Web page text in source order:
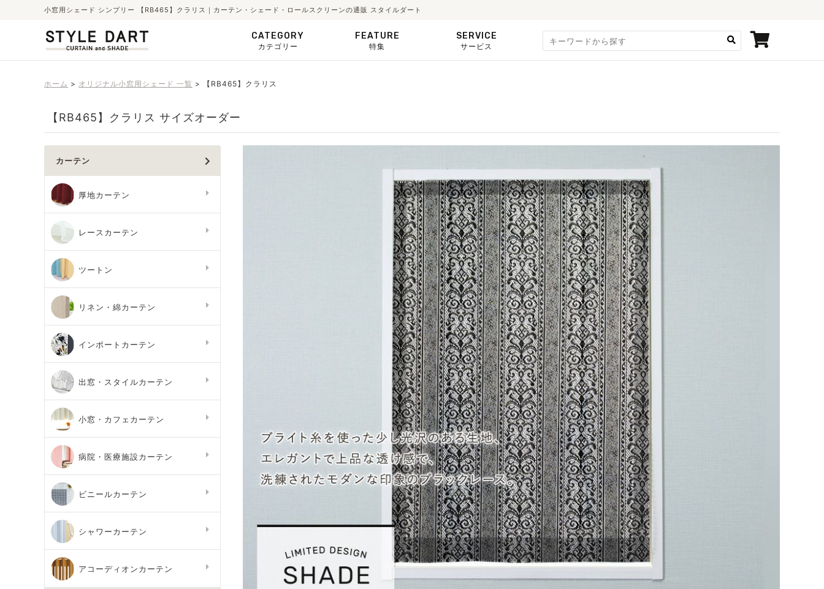
小窓用シェード シンプリー 【RB465】クラリス｜カーテン・シェード・ロールスクリーンの通販 スタイルダート
CATEGORY
カテゴリー
FEATURE
特集
SERVICE
サービス
ホーム オリジナル小窓用シェード 一覧 【RB465】クラリス
【RB465】クラリス サイズオーダー
カーテン
厚地カーテン
レースカーテン
ツートン
リネン・綿カーテン
インポートカーテン
出窓・スタイルカーテン
小窓・カフェカーテン
病院・医療施設カーテン
ビニールカーテン
シャワーカーテン
アコーディオンカーテン